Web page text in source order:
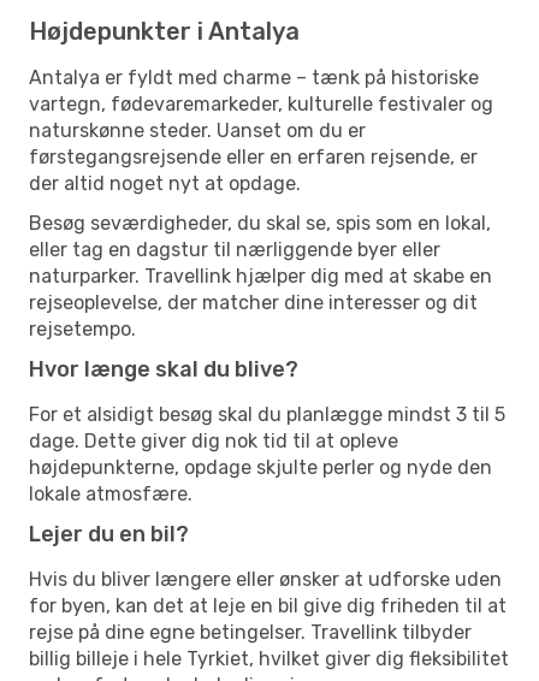
Højdepunkter i Antalya
Antalya er fyldt med charme – tænk på historiske
vartegn, fødevaremarkeder, kulturelle festivaler og
naturskønne steder. Uanset om du er
førstegangsrejsende eller en erfaren rejsende, er
der altid noget nyt at opdage.
Besøg seværdigheder, du skal se, spis som en lokal,
eller tag en dagstur til nærliggende byer eller
naturparker. Travellink hjælper dig med at skabe en
rejseoplevelse, der matcher dine interesser og dit
rejsetempo.
Hvor længe skal du blive?
For et alsidigt besøg skal du planlægge mindst 3 til 5
dage. Dette giver dig nok tid til at opleve
højdepunkterne, opdage skjulte perler og nyde den
lokale atmosfære.
Lejer du en bil?
Hvis du bliver længere eller ønsker at udforske uden
for byen, kan det at leje en bil give dig friheden til at
rejse på dine egne betingelser. Travellink tilbyder
billig billeje i hele Tyrkiet, hvilket giver dig fleksibilitet